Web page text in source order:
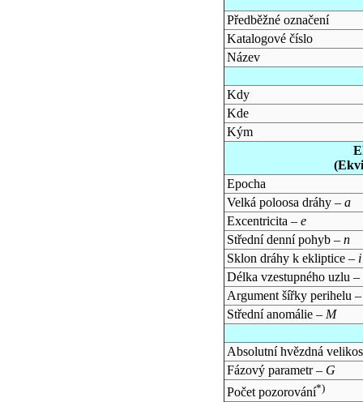
Předběžné označení
Katalogové číslo
Název
Kdy
Kde
Kým
Epocha
Velká poloosa dráhy – a
Excentricita – e
Střední denní pohyb – n
Sklon dráhy k ekliptice – i
Délka vzestupného uzlu –
Argument šířky perihelu
Střední anomálie – M
Absolutní hvězdná
Fázový parametr – G
Počet pozorování*)